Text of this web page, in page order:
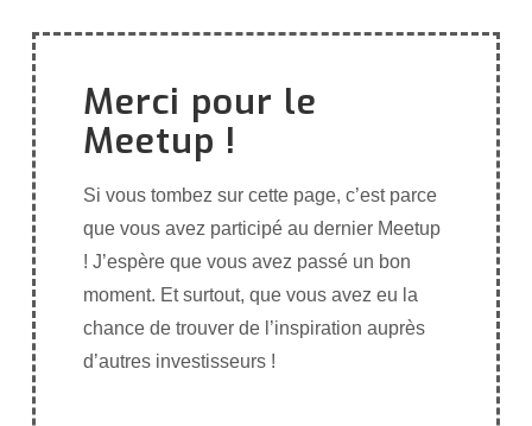
Merci pour le
Meetup !
Si vous tombez sur cette page, c’est parce
que vous avez participé au dernier Meetup
! J’espère que vous avez passé un bon
moment. Et surtout, que vous avez eu la
chance de trouver de l’inspiration auprès
d’autres investisseurs !